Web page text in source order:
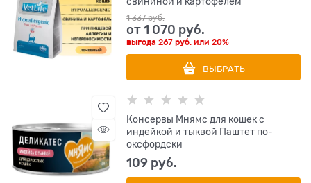
1 337 руб.
от1 070 руб.
выгода267 руб. или20%
ВЫБРАТЬ
Консервы Мнямс для кошек с
индейкой и тыквой Паштет по-
оксфордски
109 руб.